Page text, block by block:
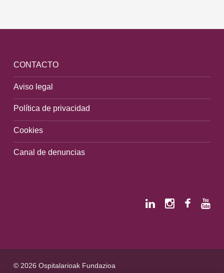
CONTACTO
Aviso legal
Política de privacidad
Cookies
Canal de denuncias
© 2026 Ospitalarioak Fundazioa